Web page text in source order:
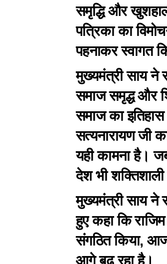
समृद्धि और
पत्रिका का
पहनाकर स्वागत
मुख्यमंत्री साय ने
समाज समृद्ध और
समाज का इतिहास
सत्यनारायण जी
यही कामना है।
देश भी
मुख्यमंत्री साय ने
हुए कहा कि
संगठित किया, आज
आगे बढ़ रहा है।